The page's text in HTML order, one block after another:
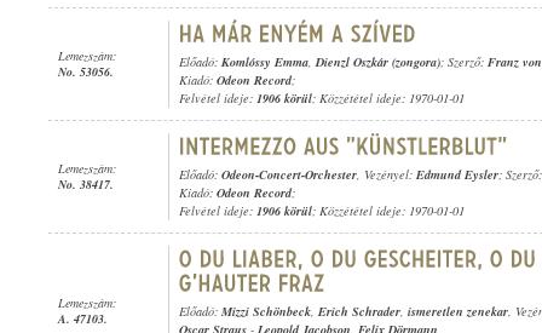
Lemezszám:
No. 53056.
Előadó: Komlóssy Emma,Dienzl Oszkár (zongora); Szerző: Franz
Kiadó: Odeon Record;
Felvétel ideje: 1906 körül; Közzététel ideje: 1970-01-01
Lemezszám:
No. 38417.
Előadó: Odeon-Concert-Orchester, Vezényel: Edmund Eysler;
Kiadó: Odeon Record;
Felvétel ideje: 1906 körül; Közzététel ideje: 1970-01-01
Lemezszám:
A. 47103.
Előadó: Mizzi Schönbeck, Erich Schrader, ismeretlen zenekar,
Oscar Straus - Leopold Jacobson, Felix Dörmann